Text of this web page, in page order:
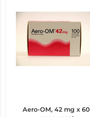
Aero-OM, 42 mg x 60